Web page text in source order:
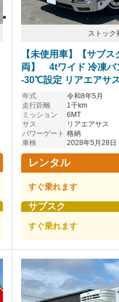
ストック
【未使用車】【サブ
両】 4tワイド 冷凍バ
-30℃設定 リアエアサ
年式
令和8年5月
走行距離
1千km
ミッション
6MT
サス
リアエアサス
パワーゲート 格納
車検
2028年5月28日
レンタル
すぐ乗れます
サブスク
すぐ乗れます